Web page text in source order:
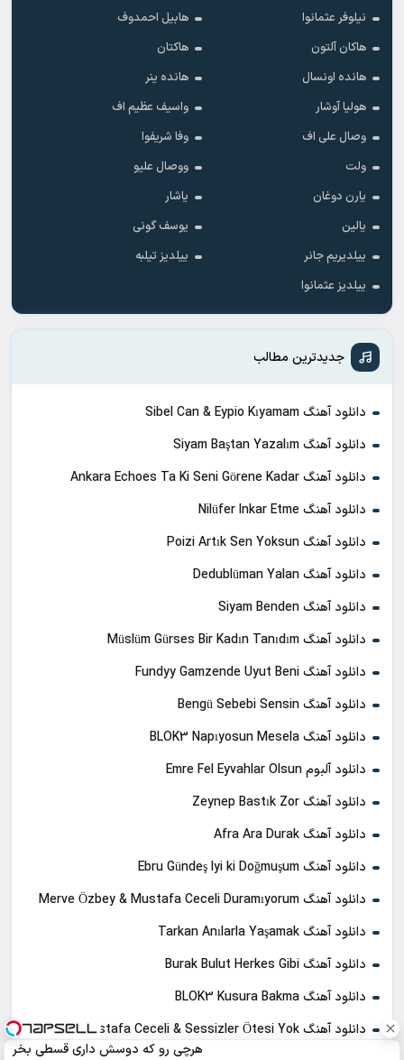
هرچی رو که دوسش داری قسطی بخر
نیلوفر عثمانوا
هابیل احمدوف
هاکان آلتون
هاکتان
هانده اونسال
هانده ینر
هولیا آوشار
واسیف عظیم اف
وصال علی اف
وفا شریفوا
ولت
ووصال علیو
یارن دوغان
یاشار
یالین
یوسف گونی
ییلدیریم جانر
ییلدیز تیلبه
ییلدیز عثمانوا
جدیدترین مطالب
دانلود آهنگ Sibel Can & Eypio Kıyamam
دانلود آهنگ Siyam Baştan Yazalım
دانلود آهنگ Ankara Echoes Ta Ki Seni Görene Kadar
دانلود آهنگ Nilüfer Inkar Etme
دانلود آهنگ Poizi Artık Sen Yoksun
دانلود آهنگ Dedublüman Yalan
دانلود آهنگ Siyam Benden
دانلود آهنگ Müslüm Gürses Bir Kadın Tanıdım
دانلود آهنگ Fundyy Gamzende Uyut Beni
دانلود آهنگ Bengü Sebebi Sensin
دانلود آهنگ BLOK3 Napıyosun Mesela
دانلود آلبوم Emre Fel Eyvahlar Olsun
دانلود آهنگ Zeynep Bastık Zor
دانلود آهنگ Afra Ara Durak
دانلود آهنگ Ebru Gündeş Iyi ki Doğmuşum
دانلود آهنگ Merve Özbey & Mustafa Ceceli Duramıyorum
دانلود آهنگ Tarkan Anılarla Yaşamak
دانلود آهنگ Burak Bulut Herkes Gibi
دانلود آهنگ BLOK3 Kusura Bakma
دانلود آهنگ Mustafa Ceceli & Sessizler Ötesi Yok